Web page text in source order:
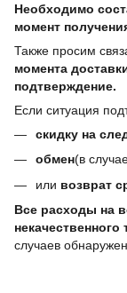
Необходимо
момент
Также просим
момента
подтверждение.
Если ситуация
скидку на
обмен(в
или возврат
Все расходы на
случаев